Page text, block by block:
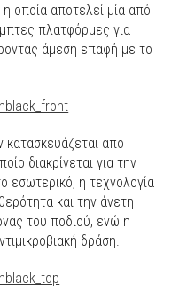
οποία αποτελεί μία από
πλατφόρμες για
άμεση επαφή με το
απο
διακρίνεται για την
εσωτερικό, η τεχνολογία
και την άνετη
του ποδιού, ενώ η
δράση.